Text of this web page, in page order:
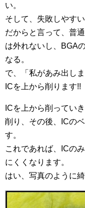
い。
そして、失敗しやすい
だからと言って、普
は外れないし、BGA
なる。
で、「私があみ出し
ICを上から削ります!!
ICを上から削ってい
削り、その後、ICの
す。
これであれば、ICの
にくくなります。
はい、写真のように